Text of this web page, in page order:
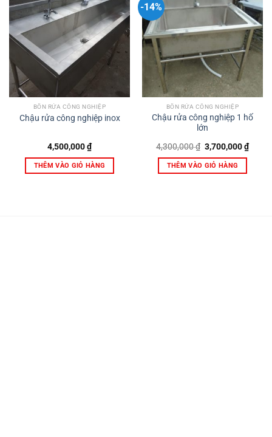
BỒN RỬA CÔNG NGHIỆP
Chậu rửa công nghiệp inox
4,500,000₫
THÊM VÀO GIỎ HÀNG
-14%
BỒN RỬA CÔNG NGHIỆP
Chậu rửa công nghiệp 1 hố
lớn
4,300,000₫ Giá
gốc
là:
4,300,000 ₫.
3,700,000₫Giá
hiện
THÊM VÀO GIỎ HÀNG